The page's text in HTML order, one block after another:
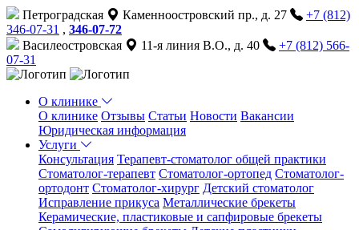
Петроградская Каменноостровский пр., д. 27
+7 (812)
346-07-31 , 346-07-72
Василеостровская
11-я линия В.О., д. 40
+7 (812) 566-
07-31
О клинике
О клинике Отзывы Статьи Новости Вакансии
Юридическая информация
Услуги
Консультация Терапевт-стоматолог общей практики
Cтоматолог-терапевт Стоматолог-ортопед Стоматолог-
ортодонт Стоматолог-хирург Детский стоматолог
Исправление прикуса Металлические брекеты
Керамические, пластиковые и сапфировые брекеты